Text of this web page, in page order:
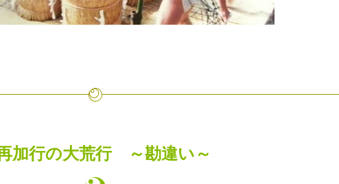
加行の大荒行 ～勘違い～